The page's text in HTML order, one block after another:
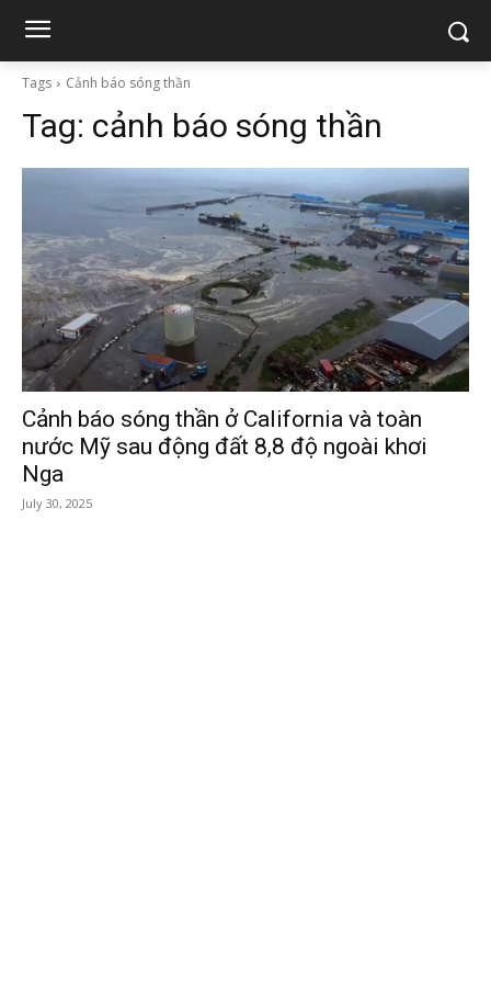
Tags Cảnh báo sóng thần
Tag: cảnh báo sóng thần
Cảnh báo sóng thần ở California và toàn
nước Mỹ sau động đất 8,8 độ ngoài khơi
Nga
July 30, 2025